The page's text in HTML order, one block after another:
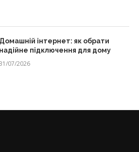
Домашній інтернет: як обрати
надійне підключення для дому
07/2026